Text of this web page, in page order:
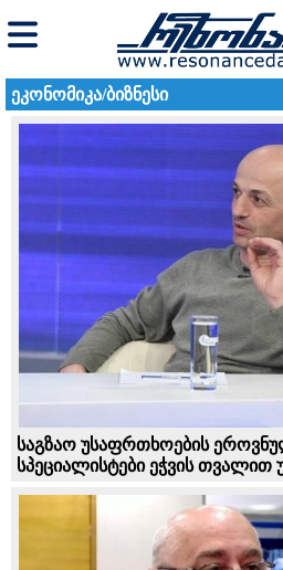
ეკონომიკა/ბიზნესი
საგზაო უსაფრთხოების
სპეციალისტები ეჭვის თვალით